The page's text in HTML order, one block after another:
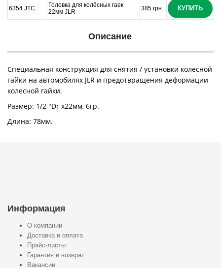
6354 JTC
Головка для колёсных гаек
22мм JLR
385 грн. КУПИТЬ
Описание
Специальная конструкция для снятия / установки колесной
гайки на автомобилях JLR и предотвращения деформации
колесной гайки.
Размер: 1/2 "Dr x22мм, 6гр.
Длина: 78мм.
Информация
О компании
Доставка и оплата
Прайс-листы
Гарантия и возврат
Вакансии